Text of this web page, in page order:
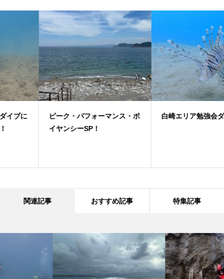
ピーク・パフォーマンス・ボ
イヤンシーSP！
白崎エリア勉強会ダイブ！
関連記事 おすすめ記事 特集記事